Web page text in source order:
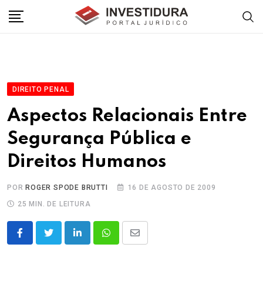
DIREITO PENAL
Aspectos Relacionais Entre
Segurança Pública e
Direitos Humanos
POR ROGER SPODE BRUTTI
16 DE AGOSTO DE 2009
25 MIN. DE LEITURA
LinkedInWhatsappShare